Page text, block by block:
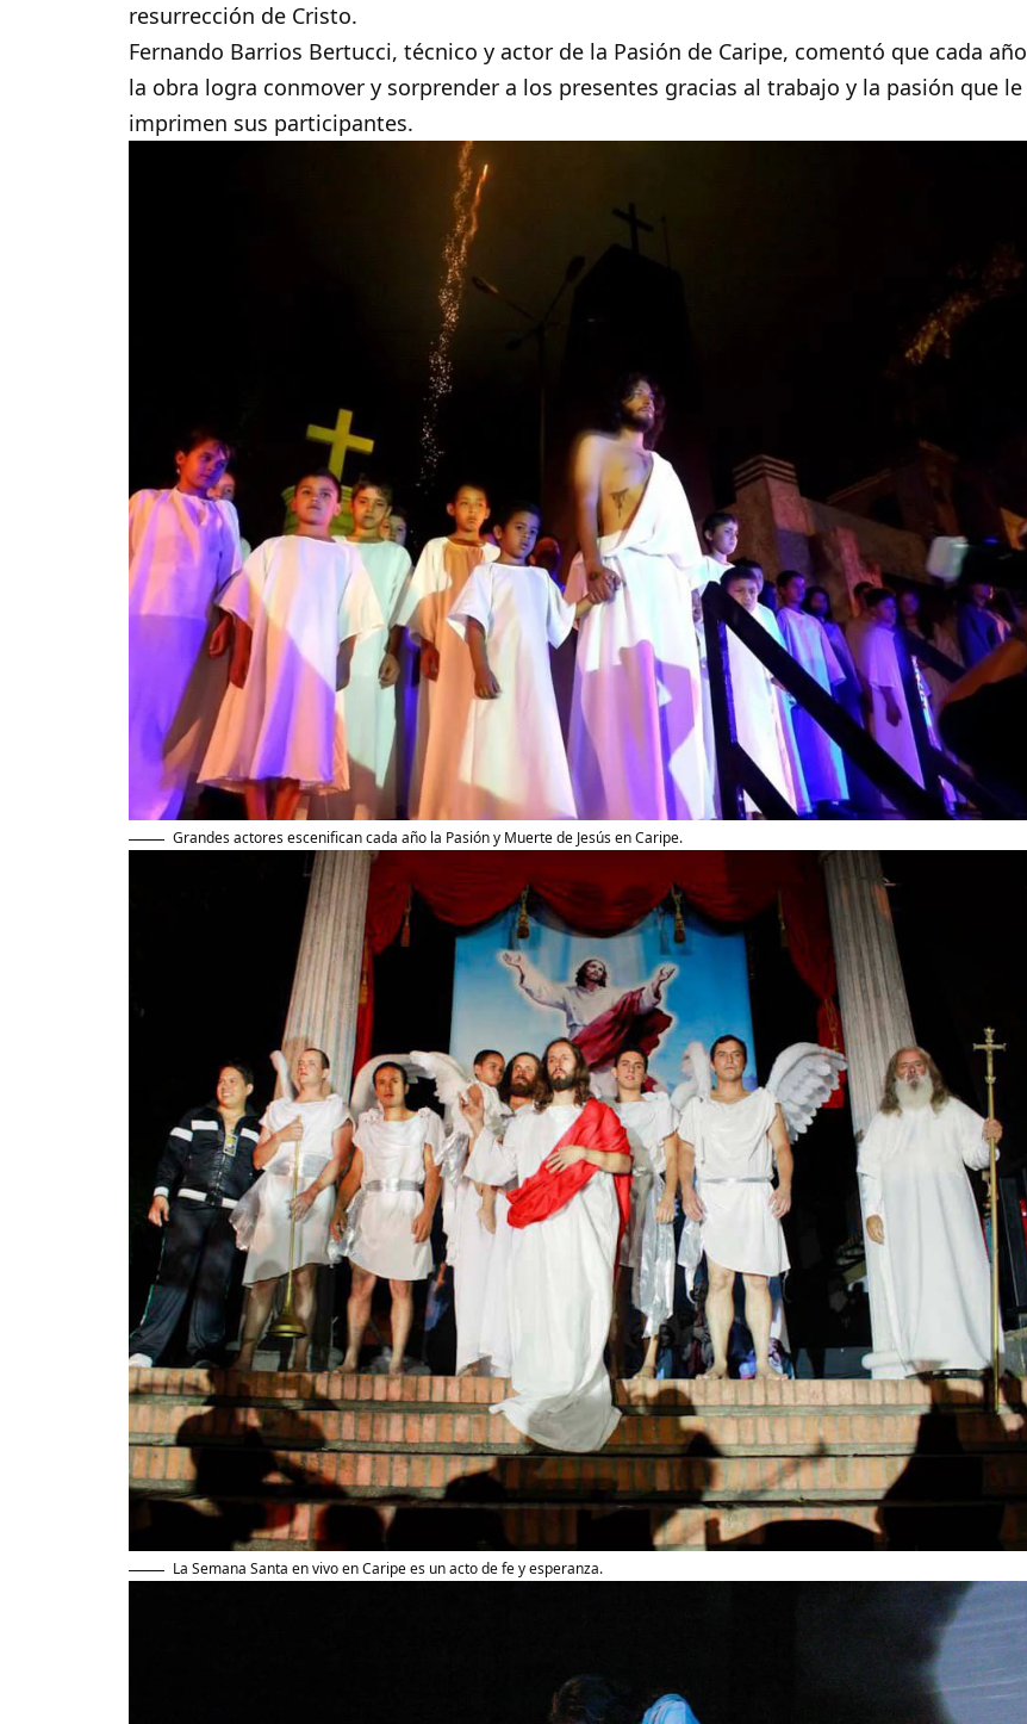
resurrección de Cristo.
Fernando Barrios Bertucci, técnico y actor de la Pasión de Caripe, comentó que cada año
la obra logra conmover y sorprender a los presentes gracias al trabajo y la pasión que le
imprimen sus participantes.
Grandes actores escenifican cada año la Pasión y Muerte de Jesús en Caripe.
La Semana Santa en vivo en Caripe es un acto de fe y esperanza.